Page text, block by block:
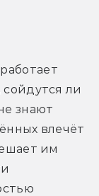
ли
знают
влечёт
им